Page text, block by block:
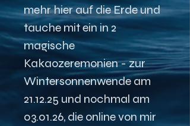
mehr hier auf die Erde und
tauche mit ein in 2
magische
Kakaozeremonien - zur
Wintersonnenwende am
21.12.25 und nochmal am
03.01.26, die online von mir